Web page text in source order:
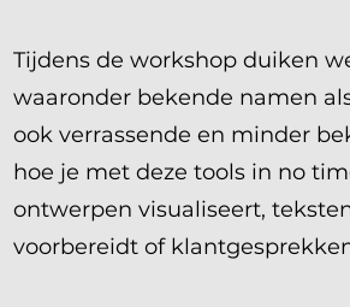
Tijdens de workshop duiken
waaronder bekende namen
ook verrassende en minder
hoe je met deze tools in no
ontwerpen visualiseert,
voorbereidt of